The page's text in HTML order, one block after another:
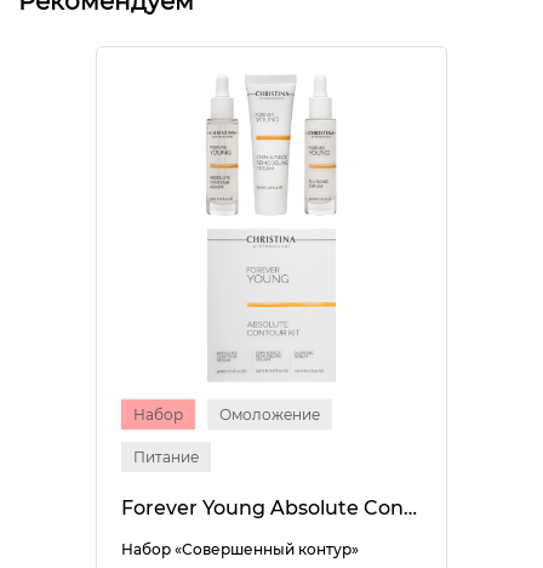
Набор Омоложение
Питание
Forever Young Absolute Contour Kit
Набор «Совершенный контур»